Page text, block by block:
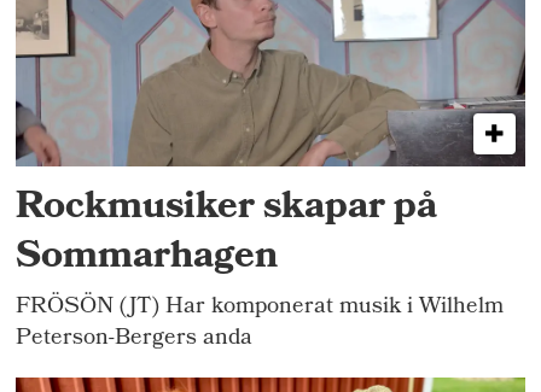
Rockmusiker skapar på
Sommarhagen
FRÖSÖN (JT) Har komponerat musik i Wilhelm
Peterson-Bergers anda